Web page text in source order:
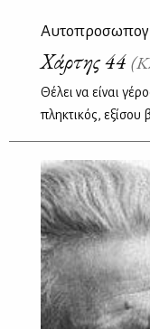
Χάρτης 44
Θέλει να είναι
πληκτικός, εξίσου